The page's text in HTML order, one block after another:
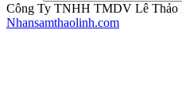
Công Ty TNHH TMDV Lê Thảo
Nhansamthaolinh.com